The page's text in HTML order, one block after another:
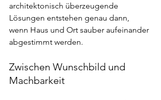
architektonisch überzeugende
Lösungen entstehen genau dann,
wenn Haus und Ort sauber aufeinander
abgestimmt werden.
Zwischen Wunschbild und
Machbarkeit